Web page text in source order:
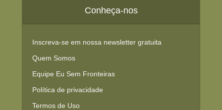
Conheça-nos
Inscreva-se em nossa newsletter gratuita
Quem Somos
Equipe Eu Sem Fronteiras
Política de privacidade
Termos de Uso